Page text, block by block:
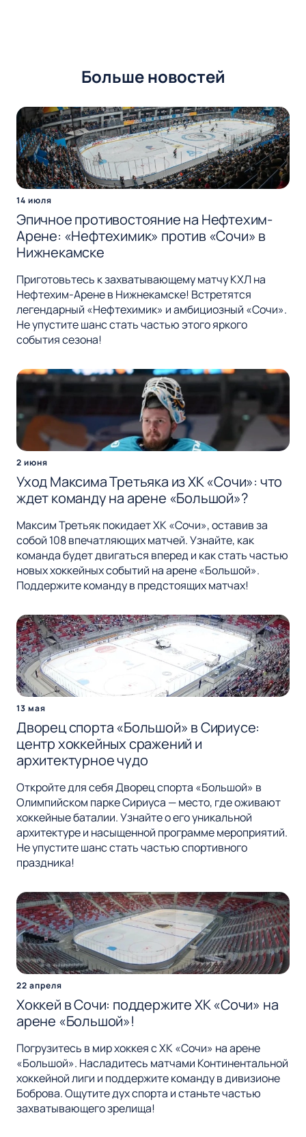
Больше новостей
14 июля
Эпичное противостояние на Нефтехим-
Арене: «Нефтехимик» против «Сочи» в
Нижнекамске
Приготовьтесь к захватывающему матчу КХЛ на
Нефтехим-Арене в Нижнекамске! Встретятся
легендарный «Нефтехимик» и амбициозный «Сочи».
Не упустите шанс стать частью этого яркого
события сезона!
2 июня
Уход Максима Третьяка из ХК «Сочи»: что
ждет команду на арене «Большой»?
Максим Третьяк покидает ХК «Сочи», оставив за
собой 108 впечатляющих матчей. Узнайте, как
команда будет двигаться вперед и как стать частью
новых хоккейных событий на арене «Большой».
Поддержите команду в предстоящих матчах!
13 мая
Дворец спорта «Большой» в Сириусе:
центр хоккейных сражений и
архитектурное чудо
Откройте для себя Дворец спорта «Большой» в
Олимпийском парке Сириуса — место, где оживают
хоккейные баталии. Узнайте о его уникальной
архитектуре и насыщенной программе мероприятий.
Не упустите шанс стать частью спортивного
праздника!
22 апреля
Хоккей в Сочи: поддержите ХК «Сочи» на
арене «Большой»!
Погрузитесь в мир хоккея с ХК «Сочи» на арене
«Большой». Насладитесь матчами Континентальной
хоккейной лиги и поддержите команду в дивизионе
Боброва. Ощутите дух спорта и станьте частью
захватывающего зрелища!